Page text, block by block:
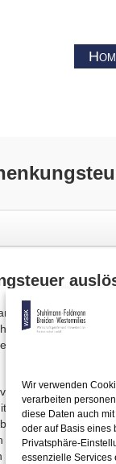
Wir verwenden
verarbeiten
diese Daten auch
oder auf Basis eines
Privatsphäre-
essenzielle
(BFH) mit der
als kaufmännische
Verein als Spieler
eine
Verein als
gegen ein
Verzicht des
den Fußballverein.